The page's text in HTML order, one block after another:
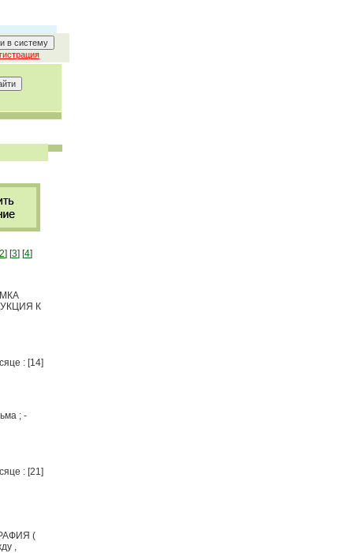
2] [3] [4]
К
: [14]
; -
: [21]
(
,